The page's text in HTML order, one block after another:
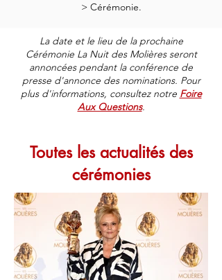
> Cérémonie.
La date et le lieu de la prochaine
Cérémonie La Nuit des Molières seront
annoncées pendant la conférence de
presse d'annonce des nominations. Pour
plus d'informations, consultez notre Foire
Aux Questions.
Toutes les actualités des
cérémonies